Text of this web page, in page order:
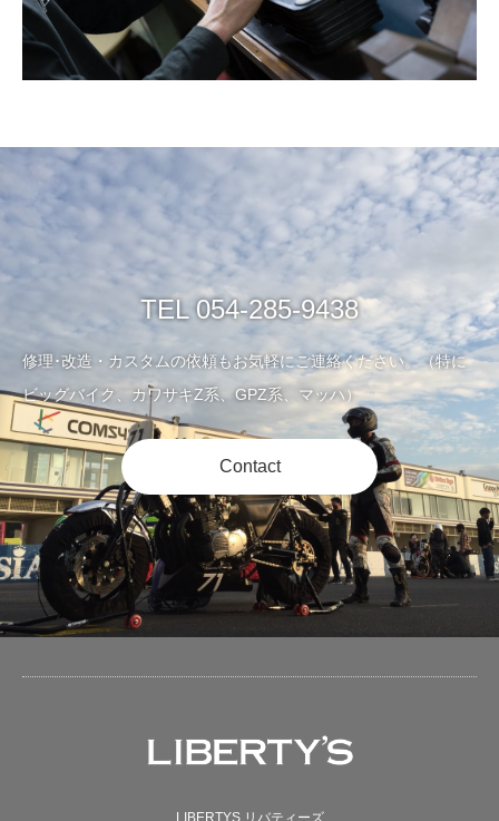
TEL 054-285-9438
修理･改造・カスタムの依頼もお気軽にご連絡ください。（特に
ビッグバイク、カワサキZ系、GPZ系、マッハ）
Contact